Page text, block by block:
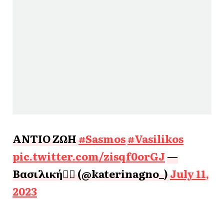
ΑΝΤΙΟ ΖΩΗ#Sasmos#Vasilikos
pic.twitter.com/zisqf0orGJ—
Βασιλική❤️‍🔥 (@katerinagno_)July 11,
2023